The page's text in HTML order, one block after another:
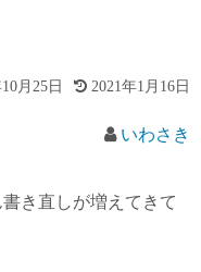
月25日 2021年1月16日
いわさき
き直しが増えてきて